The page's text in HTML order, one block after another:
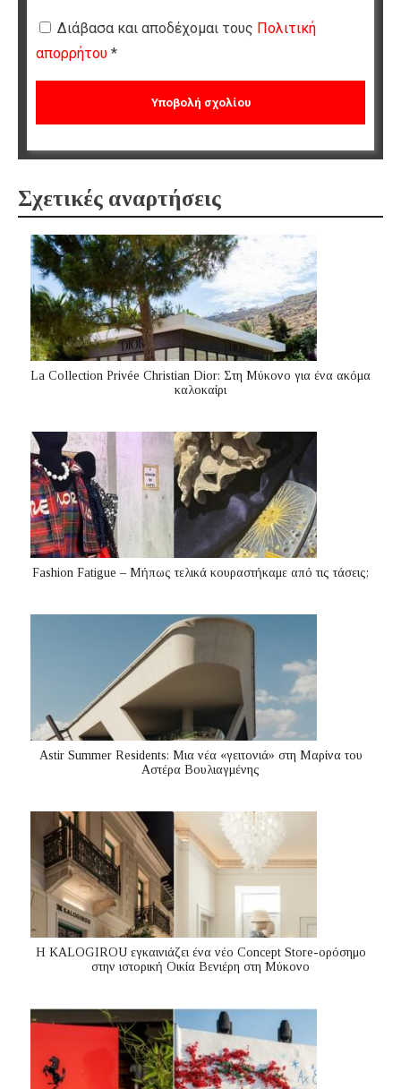
Διάβασα και αποδέχομαι τους Πολιτική
απορρήτου *
Σχετικές αναρτήσεις
La Collection Privée Christian Dior: Στη Μύκονο για ένα ακόμα
καλοκαίρι
Fashion Fatigue – Μήπως τελικά κουραστήκαμε από τις τάσεις;
Astir Summer Residents: Μια νέα «γειτονιά» στη Μαρίνα του
Αστέρα Βουλιαγμένης
Η KALOGIROU εγκαινιάζει ένα νέο Concept Store-ορόσημο
στην ιστορική Οικία Βενιέρη στη Μύκονο